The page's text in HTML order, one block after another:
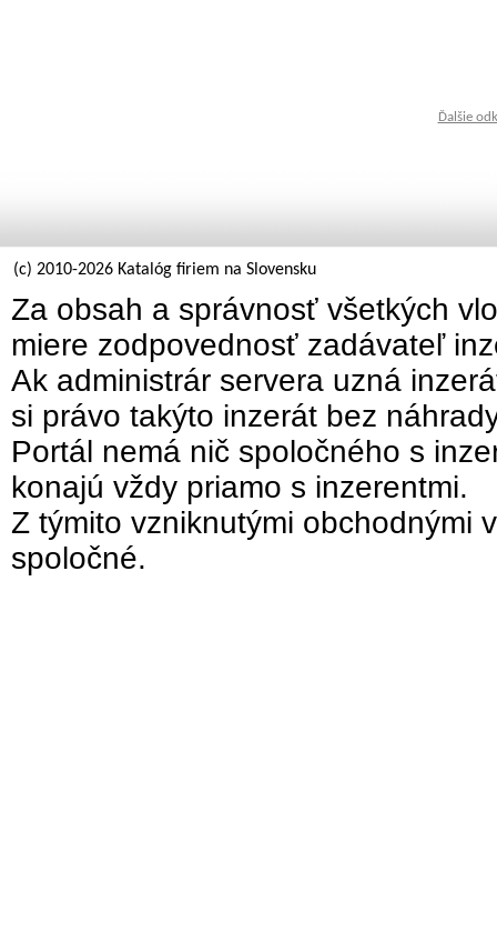
Ďalšie
(c) 2010-2026 Katalóg firiem na Slovensku
Za obsah a správnosť všetkých
miere zodpovednosť zadávateľ
Ak administrár servera uzná
si právo takýto inzerát bez
Portál nemá nič spoločného s
konajú vždy priamo s inzerentmi.
Z týmito vzniknutými obchodnými
spoločné.